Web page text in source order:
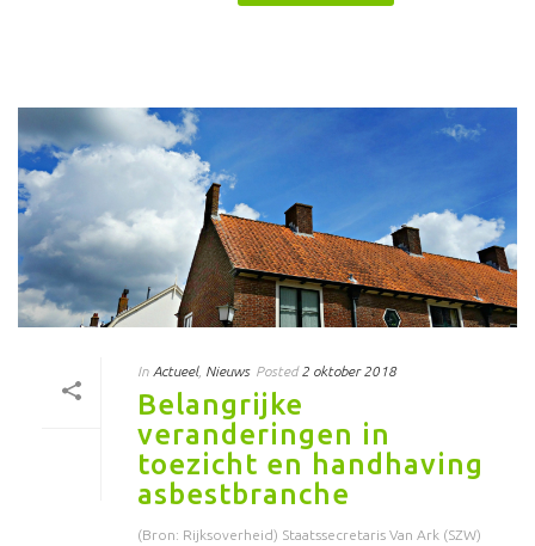
In Actueel, Nieuws Posted 2 oktober 2018
Belangrijke
veranderingen in
toezicht en handhaving
asbestbranche
(Bron: Rijksoverheid) Staatssecretaris Van Ark (SZW)